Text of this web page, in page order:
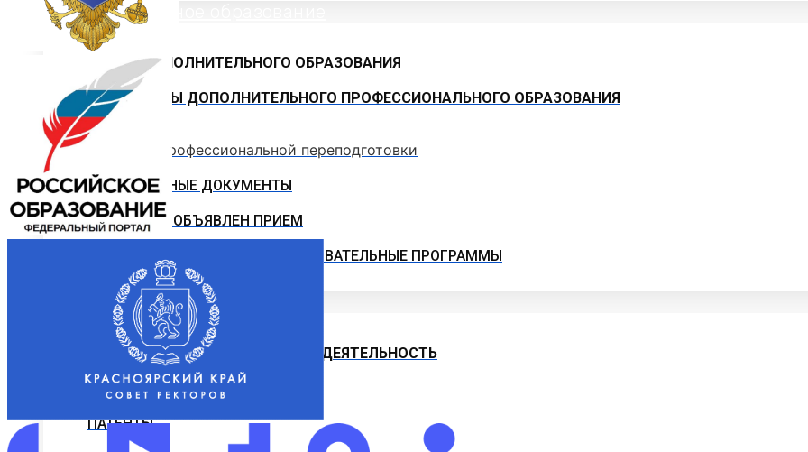
Дополнительное образование
ЦЕНТР ДОПОЛНИТЕЛЬНОГО ОБРАЗОВАНИЯ
ПРОГРАММЫ ДОПОЛНИТЕЛЬНОГО ПРОФЕССИОНАЛЬНОГО ОБРАЗОВАНИЯ
Программы профессиональной переподготовки
ОФИЦИАЛЬНЫЕ ДОКУМЕНТЫ
ВНИМАНИЕ! ОБЪЯВЛЕН ПРИЕМ
ДОПОЛНИТЕЛЬНЫЕ ОБЩЕОБРАЗОВАТЕЛЬНЫЕ ПРОГРАММЫ
Наука и Инновации
НАУЧНО-ИССЛЕДОВАТЕЛЬСКАЯ ДЕЯТЕЛЬНОСТЬ
ОТДЕЛЫ И УПРАВЛЕНИЕ
ПАТЕНТЫ